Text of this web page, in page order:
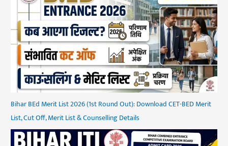
Bihar BEd Merit List 2026 (1st Round Out): Download CET-BED Merit
List, Cut Off, Merit List & Counselling Details